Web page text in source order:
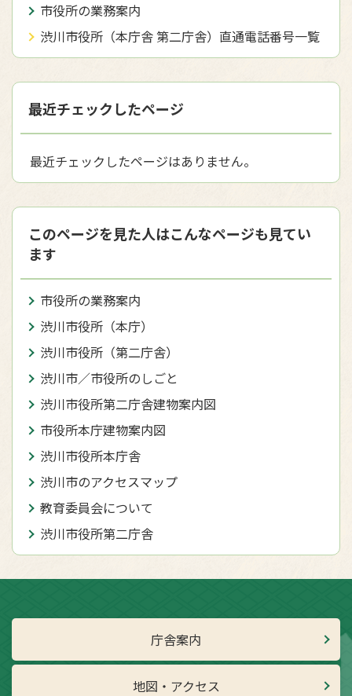
市役所の業務案内
渋川市役所（本庁舎 第二庁舎）直通電話番号一覧
最近チェックしたページ
最近チェックしたページはありません。
このページを見た人はこんなページも見てい
ます
市役所の業務案内
渋川市役所（本庁）
渋川市役所（第二庁舎）
渋川市／市役所のしごと
渋川市役所第二庁舎建物案内図
市役所本庁建物案内図
渋川市役所本庁舎
渋川市のアクセスマップ
教育委員会について
渋川市役所第二庁舎
庁舎案内
地図・アクセス